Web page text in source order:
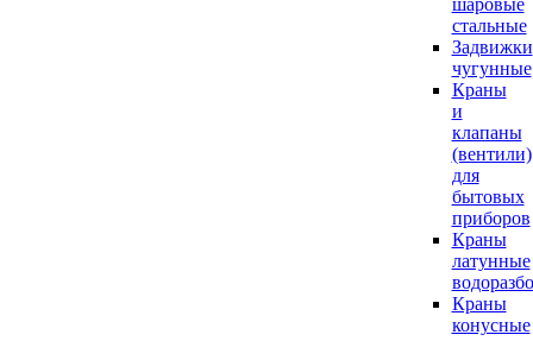
шаровые
стальные
Задвижки
чугунные
Краны
и
клапаны
(вентили)
для
бытовых
приборов
Краны
латунные
Краны
конусные